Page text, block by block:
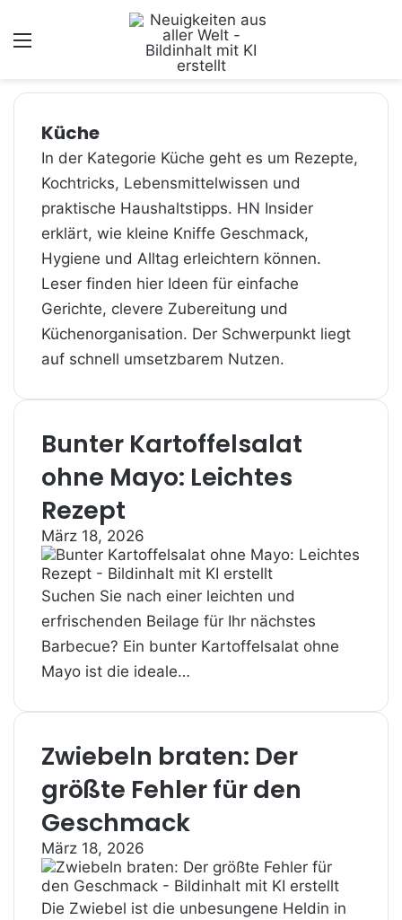
Küche
In der Kategorie Küche geht es um Rezepte,
Kochtricks, Lebensmittelwissen und
praktische Haushaltstipps. HN Insider
erklärt, wie kleine Kniffe Geschmack,
Hygiene und Alltag erleichtern können.
Leser finden hier Ideen für einfache
Gerichte, clevere Zubereitung und
Küchenorganisation. Der Schwerpunkt liegt
auf schnell umsetzbarem Nutzen.
Bunter Kartoffelsalat
ohne Mayo: Leichtes
Rezept
März 18, 2026
Suchen Sie nach einer leichten und
erfrischenden Beilage für Ihr nächstes
Barbecue? Ein bunter Kartoffelsalat ohne
Mayo ist die ideale…
Zwiebeln braten: Der
größte Fehler für den
Geschmack
März 18, 2026
Die Zwiebel ist die unbesungene Heldin in